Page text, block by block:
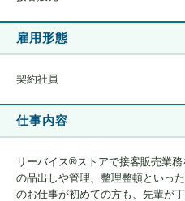
雇用形態
契約社員
仕事内容
リーバイス®ストアで接客販売業
の品出しや管理、整理整頓といっ
のお仕事が初めての方も、先輩が